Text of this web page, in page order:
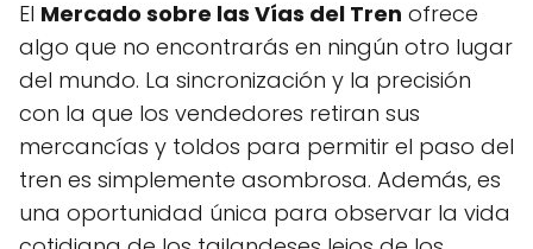
El Mercado sobre las Vías del Tren ofrece
algo que no encontrarás en ningún otro lugar
del mundo. La sincronización y la precisión
con la que los vendedores retiran sus
mercancías y toldos para permitir el paso del
tren es simplemente asombrosa. Además, es
una oportunidad única para observar la vida